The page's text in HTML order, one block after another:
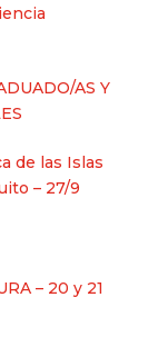
AS Y
de las Islas
– 27/9
– 20 y 21